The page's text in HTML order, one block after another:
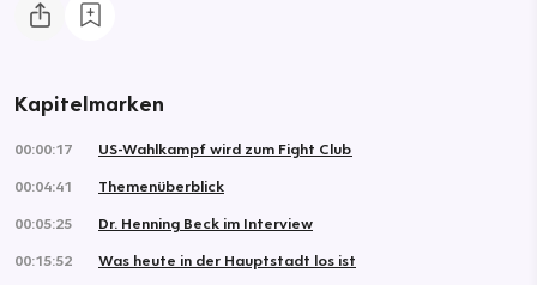
Kapitelmarken
00:00:17
US-Wahlkampf wird zum Fight Club
00:04:41
Themenüberblick
00:05:25
Dr. Henning Beck im Interview
00:15:52
Was heute in der Hauptstadt los ist